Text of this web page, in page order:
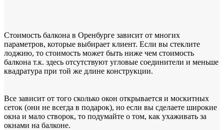
Стоимость балкона в Оренбурге зависит от многих
параметров, которые выбирает клиент. Если вы стеклите
лоджию, то стоимость может быть ниже чем стоимость
балкона т.к. здесь отсутствуют угловые соединители и меньше
квадратура при той же длине конструкции.
Все зависит от того сколько окон открывается и москитных
сеток (они не всегда в подарок), но если вы сделаете широкие
окна и мало створок, то подумайте о том, как ухаживать за
окнами на балконе.